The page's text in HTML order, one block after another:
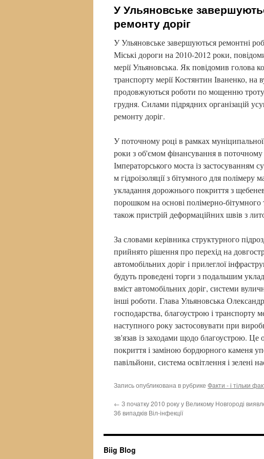
У Ульяновське
ремонту доріг
У Ульяновське завершуються ремонтні
Міські дороги на 2010-2012 роки,
мерії Ульяновська. Як повідомив голова
транспорту мерії Костянтин Іваненко, на
продовжуються роботи по мощенню
грудня. Силами підрядних організацій
ремонту доріг.
У поточному році в рамках
роки з об'ємом фінансування в
Імператорського моста із застосуванням
м гідроізоляції з бітумного для
укладання дорожнього покриття з
порошком на основі полімерно-бітумного
також пристрій деформаційних швів з
За словами керівника структурного
прийнято рішення про перехід на
автомобільних доріг і прилеглої
будуть проведені торги з подальшим
вміст автомобільних доріг, системи
інші роботи. Глава Ульяновська
господарства, благоустрою і транспорту
наступного року застосовувати при
зв'язав із заходами щодо благоустрою.
покриття і заміною бордюрного каменя
павільйони, система освітлення і зелені
Запись опубликована в рубрике Факти - і тільки
← З початку 2010 року у Великому Новгороді
36 випадків Віл-інфекції
Biig Blog